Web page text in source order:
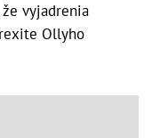
vyjadrenia
Ollyho